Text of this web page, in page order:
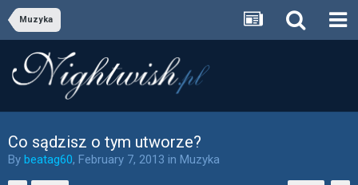
Muzyka
Co sądzisz o tym utworze?
By beatag60, February 7, 2013 in Muzyka